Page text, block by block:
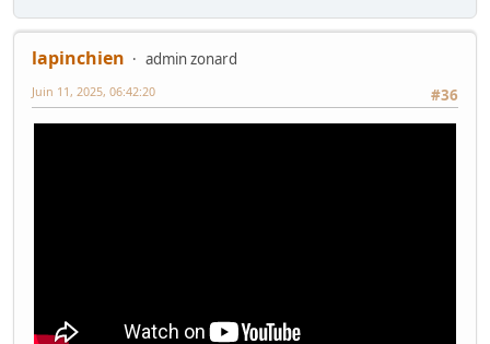
lapinchien
admin zonard
#36
Juin 11, 2025, 06:42:20